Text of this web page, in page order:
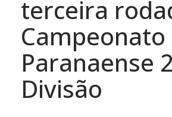
terceira
Campeonato
Paranaense
Divisão